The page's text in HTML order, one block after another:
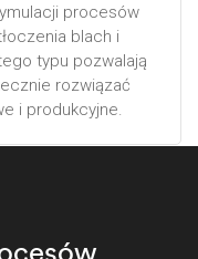
procesów
blach i
typu pozwalają
rozwiązać
i produkcyjne.